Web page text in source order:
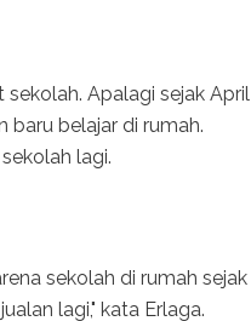
Apalagi sejak April
baru belajar di rumah.
lagi.
sekolah di rumah sejak
lagi," kata Erlaga.